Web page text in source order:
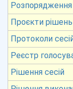
Розпорядження
Проєкти рішень
Протоколи
Реєстр
Рішення сесій